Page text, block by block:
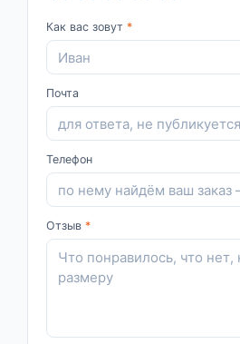
Как вас зовут *
Почта
Телефон
Отзыв *